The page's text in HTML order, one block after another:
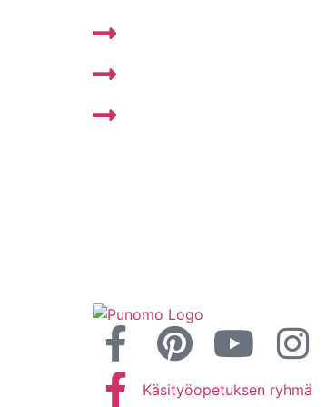
Käsityöopetuksen ryhmä